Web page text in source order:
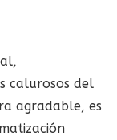
calurosos del
agradable, es